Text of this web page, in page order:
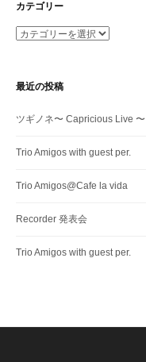
カテゴリー
カ
ー
最近の投稿
ツギノネ〜 Capricious Live 〜
Trio Amigos with guest per.
Trio Amigos@Cafe la vida
Recorder 発表会
Trio Amigos with guest per.